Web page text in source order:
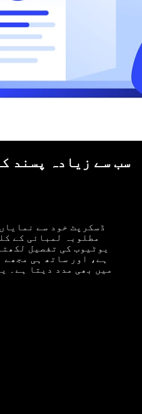
سب سے زیادہ پسند
ڈسکرپٹ خود سے
مطلوبہ لمبائی کے
یوٹیوب کی تفصیل
ہے، اور ساتھ ہی مجھے
میں بھی مدد دیتا ہے۔